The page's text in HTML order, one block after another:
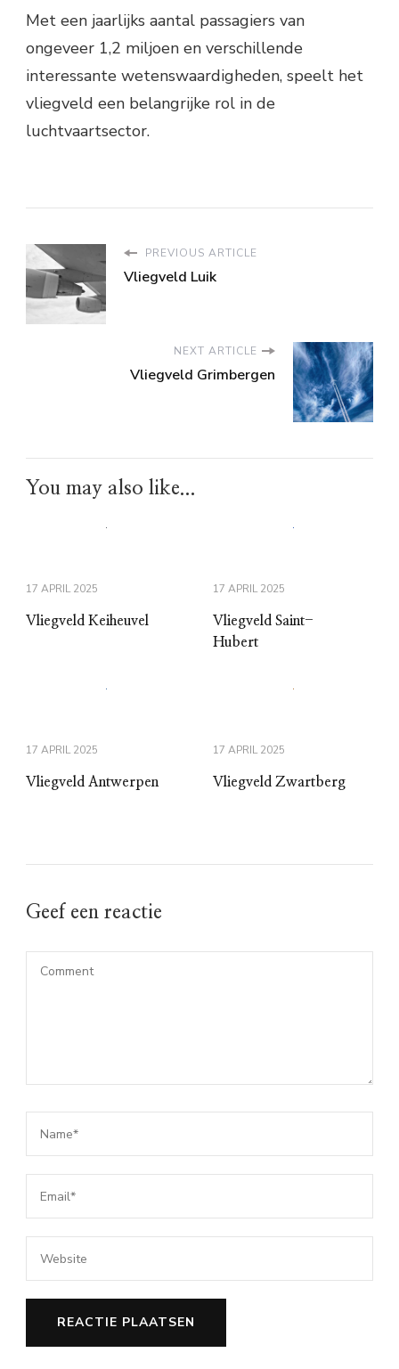
Met een jaarlijks aantal passagiers van
ongeveer 1,2 miljoen en verschillende
interessante wetenswaardigheden, speelt het
vliegveld een belangrijke rol in de
luchtvaartsector.
PREVIOUS ARTICLE
Vliegveld Luik
NEXT ARTICLE
Vliegveld Grimbergen
You may also like...
17 APRIL 2025
Vliegveld Keiheuvel
17 APRIL 2025
Vliegveld Saint-
Hubert
17 APRIL 2025
Vliegveld Antwerpen
17 APRIL 2025
Vliegveld Zwartberg
Geef een reactie